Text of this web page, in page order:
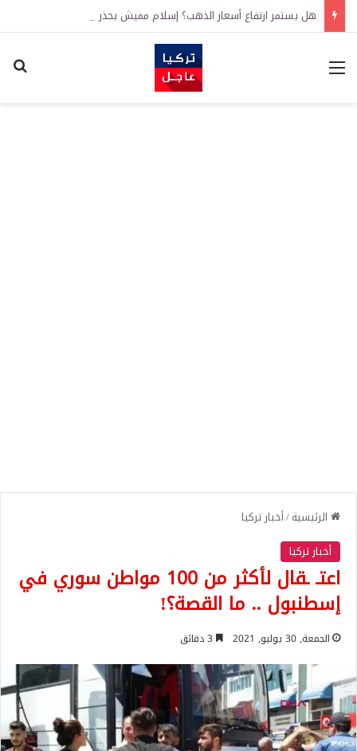
القائمة
الرئيسية/أخبار تركيا
أخبار تركيا
اعتـ ـقال لأكثر من 100 مواطن سوري في
إسطنبول .. ما القصة؟!
الجمعة, 30 يوليو, 2021